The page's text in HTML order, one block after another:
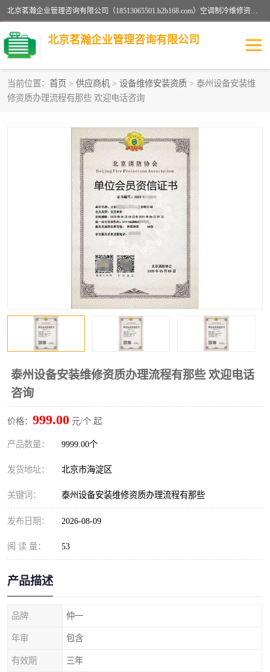
北京茗瀚企业管理咨询有限公司（18513065501.b2b168.com）空调制冷维修资质,油烟管道清洗资质,清洗行业资质公司秉承“顾客至上，锐意进缺的经营理念，我们提供高质量的产品，坚持“客户”的原则为广大客户提供贴心服务。如果你对公司的产品感兴趣，可以联系高经理，我们会用好的产品和服务让您满意。
北京茗瀚企业管理咨询有限公司
当前位置： 首页 > 供应商机 > 设备维修安装资质 > 泰州设备安装维
修资质办理流程有那些 欢迎电话咨询
泰州设备安装维修资质办理流程有那些 欢迎电话
咨询
价格： 999.00 元/个 起
产品数量： 9999.00个
发货地址： 北京市海淀区
关键词： 泰州设备安装维修资质办理流程有那些
发布日期： 2026-08-09
阅 读 量： 53
产品描述
品牌 仲一
年审 包含
有效期 三年
烟道清洗资质
认证服务
防爆电气维修安装资质 空调制冷维修安装资质
矿用设备检修资质